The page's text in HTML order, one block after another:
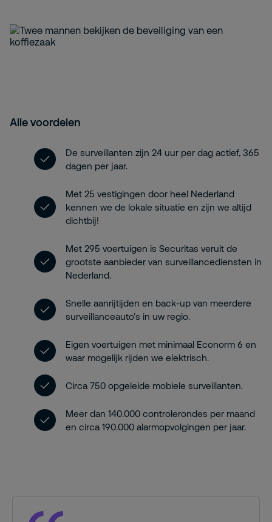
Alle voordelen
De surveillanten zijn 24 uur per dag actief, 365
dagen per jaar.
Met 25 vestigingen door heel Nederland
kennen we de lokale situatie en zijn we altijd
dichtbij!
Met 295 voertuigen is Securitas veruit de
grootste aanbieder van surveillancediensten in
Nederland.
Snelle aanrijtijden en back-up van meerdere
surveillanceauto’s in uw regio.
Eigen voertuigen met minimaal Econorm 6 en
waar mogelijk rijden we elektrisch.
Circa 750 opgeleide mobiele surveillanten.
Meer dan 140.000 controlerondes per maand
en circa 190.000 alarmopvolgingen per jaar.